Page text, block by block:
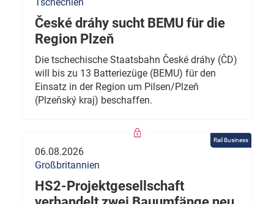
České dráhy sucht BEMU für die
Region Plzeň
Die tschechische Staatsbahn České dráhy (ČD)
will bis zu 13 Batteriezüge (BEMU) für den
Einsatz in der Region um Pilsen/Plzeň
(Plzeňský kraj) beschaffen.
Rail Business
06.08.2026
Großbritannien
HS2-Projektgesellschaft